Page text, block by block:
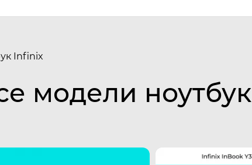
Infinix
модели ноутбук